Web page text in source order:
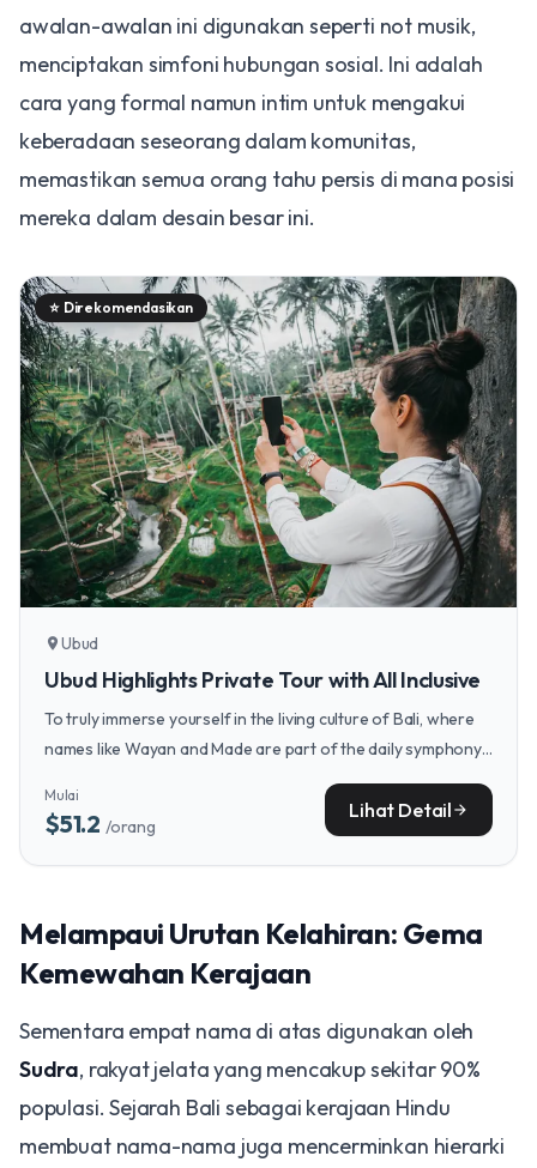
awalan-awalan ini digunakan seperti not musik,
menciptakan simfoni hubungan sosial. Ini adalah
cara yang formal namun intim untuk mengakui
keberadaan seseorang dalam komunitas,
memastikan semua orang tahu persis di mana posisi
mereka dalam desain besar ini.
⭐ Direkomendasikan
location_on Ubud
Ubud Highlights Private Tour with All Inclusive
To truly immerse yourself in the living culture of Bali, where
names like Wayan and Made are part of the daily symphony,
a journey into the heart of Ubud offers a profound
connection to the island's spiritual and artistic traditions.
Mulai
$51.2 /orang
Lihat Detail arrow_forward
Melampaui Urutan Kelahiran: Gema
Kemewahan Kerajaan
Sementara empat nama di atas digunakan oleh
Sudra, rakyat jelata yang mencakup sekitar 90%
populasi. Sejarah Bali sebagai kerajaan Hindu
membuat nama-nama juga mencerminkan hierarki